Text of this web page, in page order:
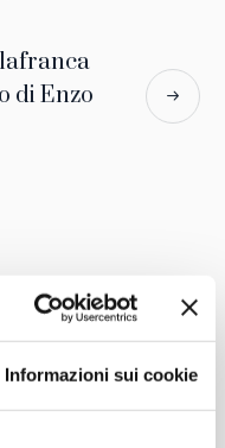
Informazioni sui cookie
di Enzo
Network